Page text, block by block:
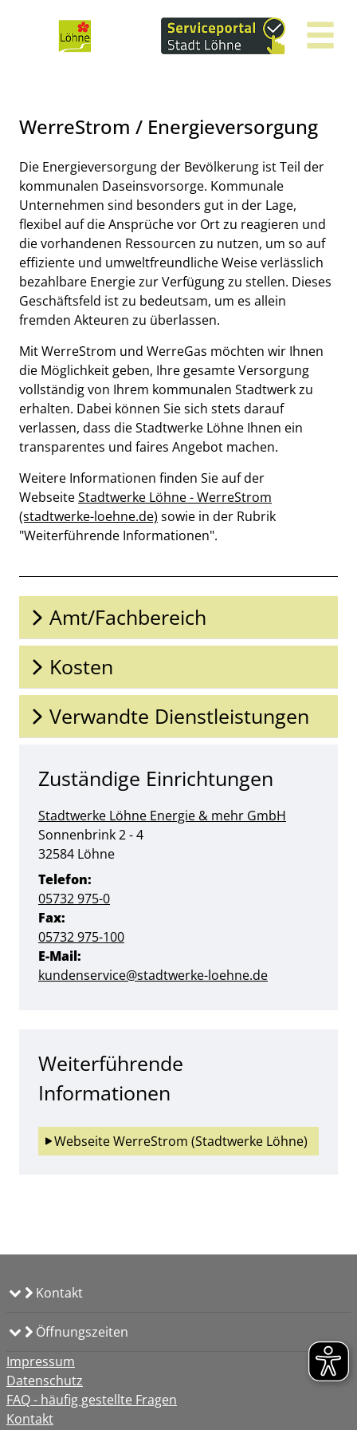
Zum Hauptinhalt springen
WerreStrom / Energieversorgung
Kurzbeschreibung
Die Energieversorgung der Bevölkerung ist Teil der
kommunalen Daseinsvorsorge. Kommunale
Unternehmen sind besonders gut in der Lage,
flexibel auf die Ansprüche vor Ort zu reagieren und
die vorhandenen Ressourcen zu nutzen, um so auf
effiziente und umweltfreundliche Weise verlässlich
bezahlbare Energie zur Verfügung zu stellen. Dieses
Geschäftsfeld ist zu bedeutsam, um es allein
fremden Akteuren zu überlassen.
Mit WerreStrom und WerreGas möchten wir Ihnen
die Möglichkeit geben, Ihre gesamte Versorgung
vollständig von Ihrem kommunalen Stadtwerk zu
erhalten. Dabei können Sie sich stets darauf
verlassen, dass die Stadtwerke Löhne Ihnen ein
transparentes und faires Angebot machen.
Weitere Informationen finden Sie auf der
WebseiteStadtwerke Löhne - WerreStrom
(stadtwerke-loehne.de) sowie in der Rubrik
"Weiterführende Informationen".
Beschreibung
Amt/Fachbereich
Kosten
Verwandte Dienstleistungen
Zuständige Einrichtungen
Stadtwerke Löhne Energie & mehr GmbH
Straße:
Sonnenbrink Hausnummer:
2 - 4
PLZ:
32584 Ort:
Löhne
Telefon:
05732 975-0
Fax:
05732 975-100
E-Mail:
kundenservice@stadtwerke-loehne.de
Weiterführende
Informationen
Webseite WerreStrom (Stadtwerke Löhne)
Kontakt
Öffnungszeiten
Impressum
Datenschutz
FAQ - häufig gestellte Fragen
Kontakt